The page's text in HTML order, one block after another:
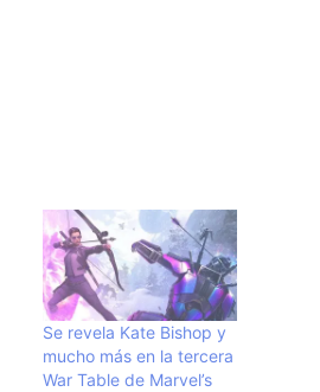
Se revela Kate Bishop y
mucho más en la tercera
War Table de Marvel’s